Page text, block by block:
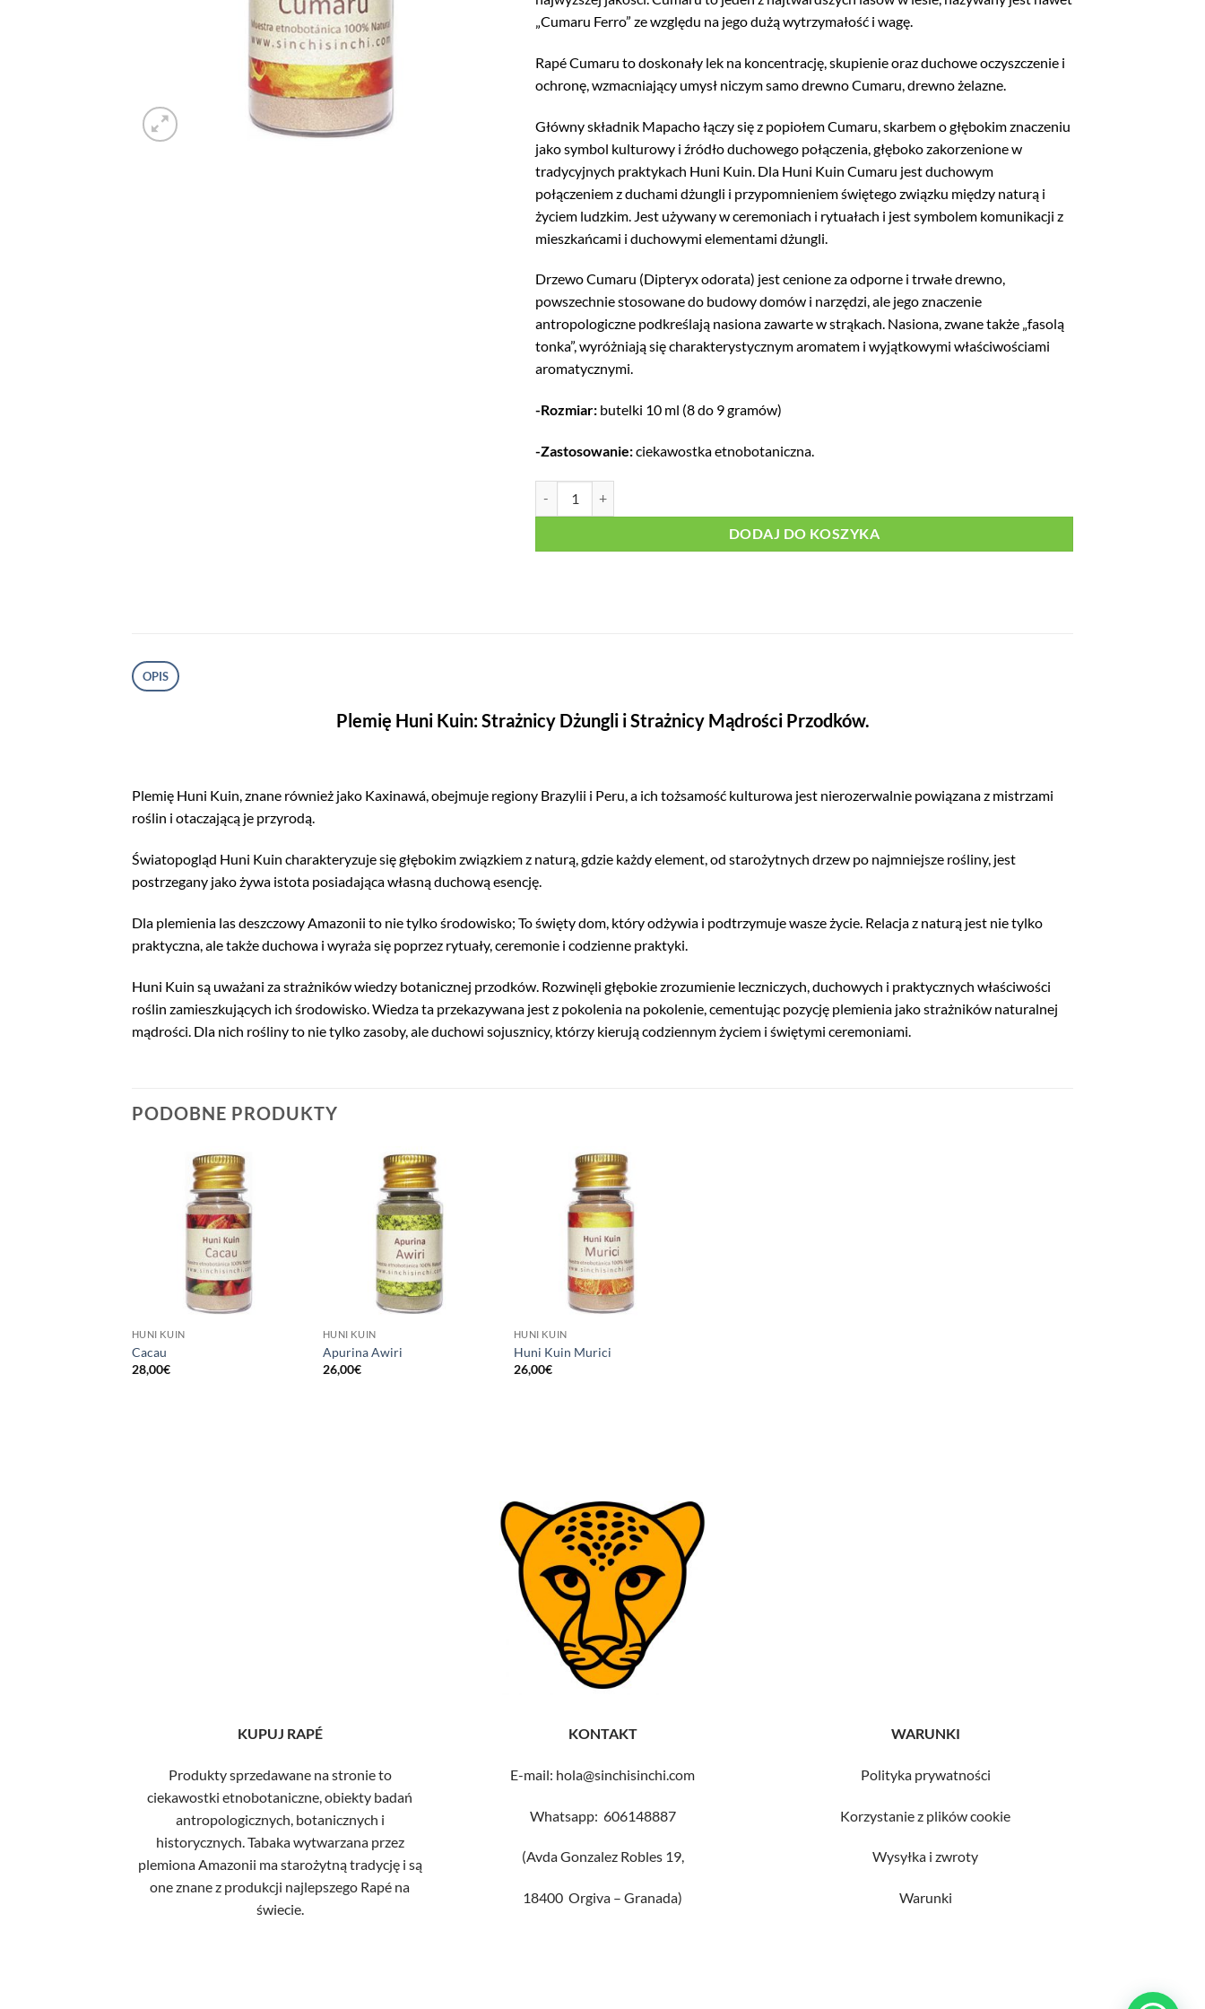
„Cumaru Ferro” ze względu na jego dużą wytrzymałość i wagę.
Rapé Cumaru to doskonały lek na koncentrację, skupienie oraz duchowe oczyszczenie i
ochronę, wzmacniający umysł niczym samo drewno Cumaru, drewno żelazne.
Główny składnik Mapacho łączy się z popiołem Cumaru, skarbem o głębokim znaczeniu
jako symbol kulturowy i źródło duchowego połączenia, głęboko zakorzenione w
tradycyjnych praktykach Huni Kuin. Dla Huni Kuin Cumaru jest duchowym
połączeniem z duchami dżungli i przypomnieniem świętego związku między naturą i
życiem ludzkim. Jest używany w ceremoniach i rytuałach i jest symbolem komunikacji z
mieszkańcami i duchowymi elementami dżungli.
Drzewo Cumaru (Dipteryx odorata) jest cenione za odporne i trwałe drewno,
powszechnie stosowane do budowy domów i narzędzi, ale jego znaczenie
antropologiczne podkreślają nasiona zawarte w strąkach. Nasiona, zwane także „fasolą
tonka”, wyróżniają się charakterystycznym aromatem i wyjątkowymi właściwościami
aromatycznymi.
-Rozmiar: butelki 10 ml (8 do 9 gramów)
-Zastosowanie:ciekawostka etnobotaniczna.
DODAJ DO KOSZYKA
OPIS
Plemię Huni Kuin: Strażnicy Dżungli i Strażnicy Mądrości Przodków.
Plemię Huni Kuin, znane również jako Kaxinawá, obejmuje regiony Brazylii i Peru, a ich tożsamość kulturowa jest nierozerwalnie powiązana z mistrzami
roślin i otaczającą je przyrodą.
Światopogląd Huni Kuin charakteryzuje się głębokim związkiem z naturą, gdzie każdy element, od starożytnych drzew po najmniejsze rośliny, jest
postrzegany jako żywa istota posiadająca własną duchową esencję.
Dla plemienia las deszczowy Amazonii to nie tylko środowisko; To święty dom, który odżywia i podtrzymuje wasze życie. Relacja z naturą jest nie tylko
praktyczna, ale także duchowa i wyraża się poprzez rytuały, ceremonie i codzienne praktyki.
Huni Kuin są uważani za strażników wiedzy botanicznej przodków. Rozwinęli głębokie zrozumienie leczniczych, duchowych i praktycznych właściwości
roślin zamieszkujących ich środowisko. Wiedza ta przekazywana jest z pokolenia na pokolenie, cementując pozycję plemienia jako strażników naturalnej
mądrości. Dla nich rośliny to nie tylko zasoby, ale duchowi sojusznicy, którzy kierują codziennym życiem i świętymi ceremoniami.
PODOBNE PRODUKTY
HUNI KUIN
Cacau
28,00€
HUNI KUIN
Apurina Awiri
26,00€
HUNI KUIN
Huni Kuin Murici
26,00€
KUPUJ RAPÉ
Produkty sprzedawane na stronie to
ciekawostki etnobotaniczne, obiekty badań
antropologicznych, botanicznych i
historycznych. Tabaka wytwarzana przez
plemiona Amazonii ma starożytną tradycję i są
one znane z produkcji najlepszego Rapé na
świecie.
KONTAKT
E-mail: hola@sinchisinchi.com
Whatsapp: 606148887
(Avda Gonzalez Robles 19,
18400 Orgiva – Granada)
WARUNKI
Polityka prywatności
Korzystanie z plików cookie
Wysyłka i zwroty
Warunki